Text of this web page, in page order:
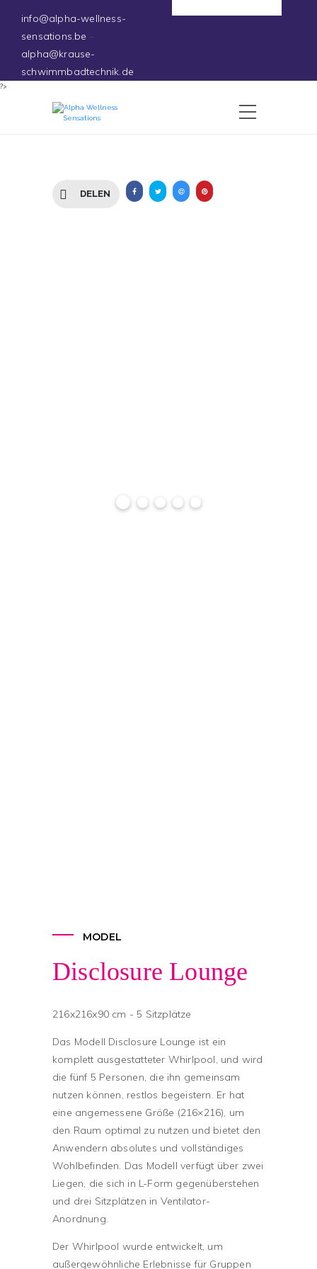
info@alpha-wellness-
sensations.be -
alpha@krause-
schwimmbadtechnik.de
?>
DELEN
MODEL
Disclosure Lounge
216x216x90 cm - 5 Sitzplätze
Das Modell Disclosure Lounge ist ein
komplett ausgestatteter Whirlpool, und wird
die fünf 5 Personen, die ihn gemeinsam
nutzen können, restlos begeistern. Er hat
eine angemessene Größe (216×216), um
den Raum optimal zu nutzen und bietet den
Anwendern absolutes und vollständiges
Wohlbefinden. Das Modell verfügt über zwei
Liegen, die sich in L-Form gegenüberstehen
und drei Sitzplätzen in Ventilator-
Anordnung.
Der Whirlpool wurde entwickelt, um
außergewöhnliche Erlebnisse für Gruppen